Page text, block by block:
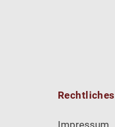
Rechtliches